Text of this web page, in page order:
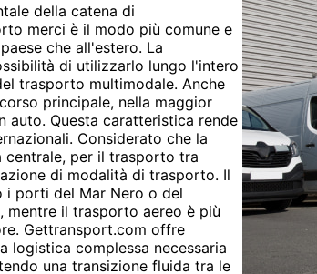
della catena di
merci è il modo più comune e
che all'estero. La
di utilizzarlo lungo l'intero
trasporto multimodale. Anche
principale, nella maggior
auto. Questa caratteristica rende
Considerato che la
centrale, per il trasporto tra
di modalità di trasporto. Il
porti del Mar Nero o del
mentre il trasporto aereo è più
Gettransport.com offre
logistica complessa necessaria
una transizione fluida tra le